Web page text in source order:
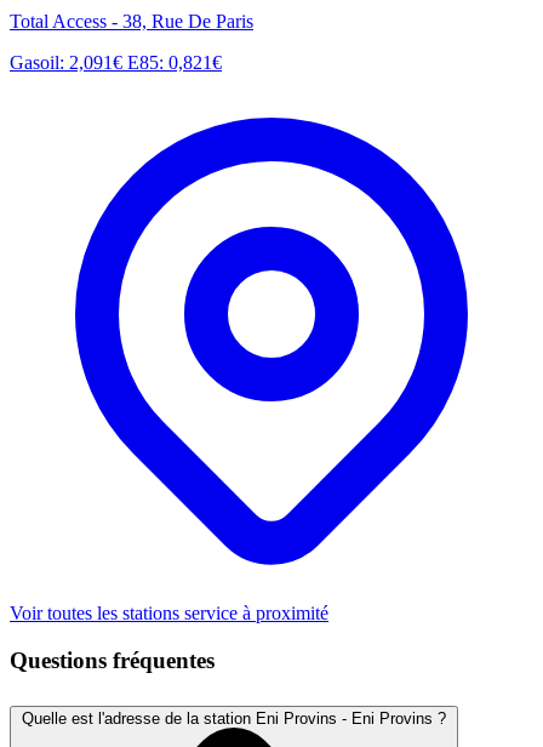
Total Access - 38, Rue De Paris
Gasoil: 2,091€ E85: 0,821€
Voir toutes les stations service à proximité
Questions fréquentes
Quelle est l'adresse de la station Eni Provins - Eni Provins ?